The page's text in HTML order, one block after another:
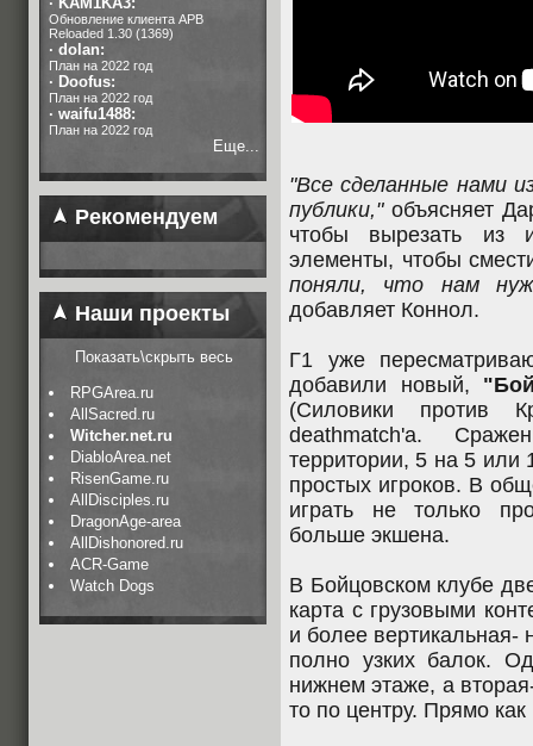
Обновление клиента APB
Reloaded 1.30 (1369)
· dolan:
План на 2022 год
· Doofus:
План на 2022 год
· waifu1488:
План на 2022 год
Еще...
Рекомендуем
Наши проекты
Показать\скрыть весь
RPGArea.ru
AllSacred.ru
Witcher.net.ru
DiabloArea.net
RisenGame.ru
AllDisciples.ru
DragonAge-area
AllDishonored.ru
ACR-Game
Watch Dogs
"Все сделанные нами
публики,"объясняет
чтобы вырезать из
элементы, чтобы
поняли, что нам
добавляет Коннол.
Г1 уже
добавили новый,
(Силовики против
deathmatch'a.
территории, 5 на 5 или
простых игроков. В
играть не только
больше экшена.
В Бойцовском клубе
карта с грузовыми
и более вертикальная-
полно узких балок.
нижнем этаже, а
то по центру. Прямо